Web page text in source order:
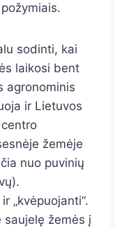
sodinti, kai
laikosi bent
agronominis
ir Lietuvos
žemėje
nuo puvinių
„kvėpuojanti“.
žemės į